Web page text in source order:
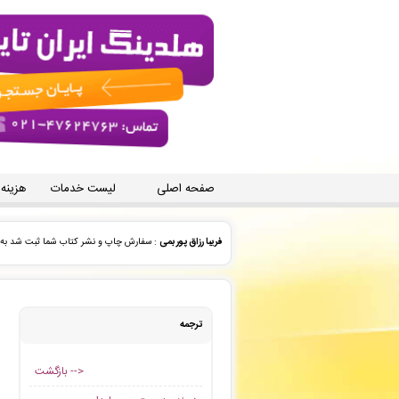
صفحه اصلی لیست خدمات
amin nobakht: پیش فاکتور شما با موفقیت پرداخت
محمدامین دورقی: فاکتور نهایی برای سفارش تایپ، صفحه
: سفارش چاپ و نشر کتاب شما ثبت
ترجمه
بازگشت -->